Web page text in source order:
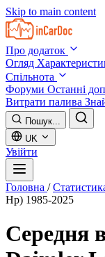
Skip to main content
Про додаток
Огляд
Спільнота
Форуми Останні
Витрати палива
Пошук...
UK
Увійти
Головна /
Hp) 1985-2025
Середня